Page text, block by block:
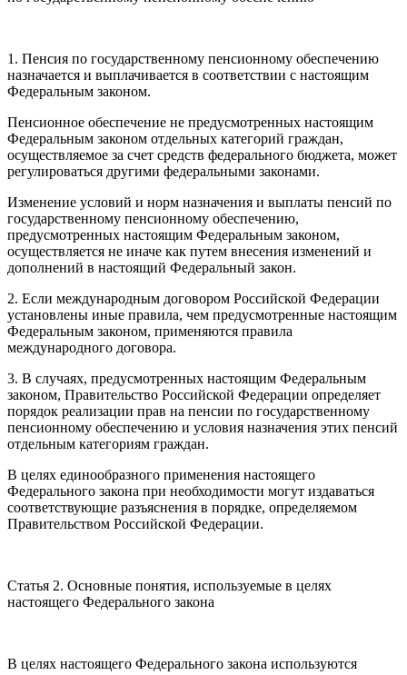
1. Пенсия по государственному пенсионному обеспечению
назначается и выплачивается в соответствии с настоящим
Федеральным законом.
Пенсионное обеспечение не предусмотренных настоящим
Федеральным законом отдельных категорий граждан,
осуществляемое за счет средств федерального бюджета, может
регулироваться другими федеральными законами.
Изменение условий и норм назначения и выплаты пенсий по
государственному пенсионному обеспечению,
предусмотренных настоящим Федеральным законом,
осуществляется не иначе как путем внесения изменений и
дополнений в настоящий Федеральный закон.
2. Если международным договором Российской Федерации
установлены иные правила, чем предусмотренные настоящим
Федеральным законом, применяются правила
международного договора.
3. В случаях, предусмотренных настоящим Федеральным
законом, Правительство Российской Федерации определяет
порядок реализации прав на пенсии по государственному
пенсионному обеспечению и условия назначения этих пенсий
отдельным категориям граждан.
В целях единообразного применения настоящего
Федерального закона при необходимости могут издаваться
соответствующие разъяснения в порядке, определяемом
Правительством Российской Федерации.
Статья 2. Основные понятия, используемые в целях
настоящего Федерального закона
В целях настоящего Федерального закона используются